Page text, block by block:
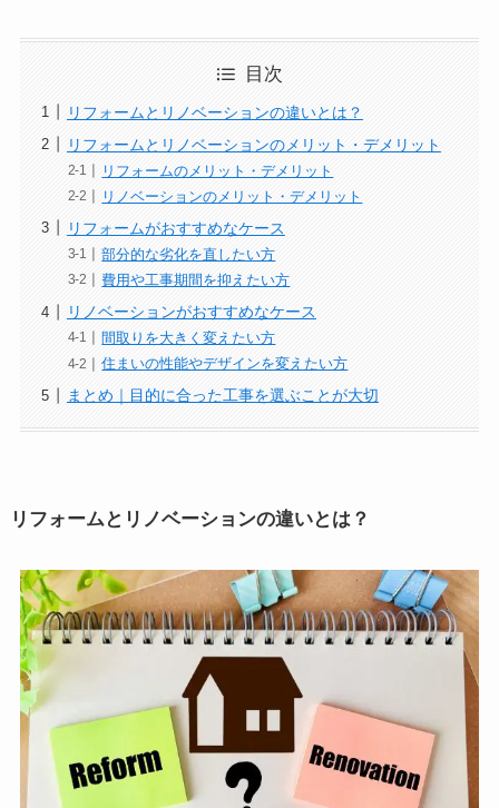
目次
リフォームとリノベーションの違いとは？
リフォームとリノベーションのメリット・デメリット
リフォームのメリット・デメリット
リノベーションのメリット・デメリット
リフォームがおすすめなケース
部分的な劣化を直したい方
費用や工事期間を抑えたい方
リノベーションがおすすめなケース
間取りを大きく変えたい方
住まいの性能やデザインを変えたい方
まとめ｜目的に合った工事を選ぶことが大切
リフォームとリノベーションの違いとは？